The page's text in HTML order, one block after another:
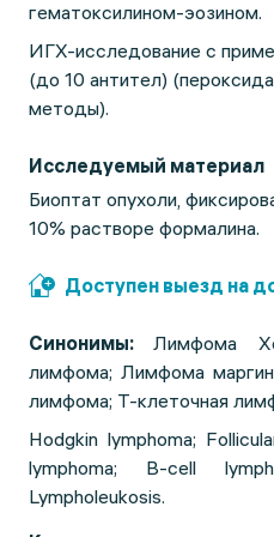
гематоксилином-эозином.
ИГХ-исследование с
(до 10 антител)
методы).
Исследуемый материал
Биоптат опухоли,
10% растворе формалина.
Доступен выезд на
Синонимы:Лимфома
лимфома; Лимфома
лимфома; Т-клеточная
Hodgkin lymphoma;
lymphoma; B-cell
Lympholeukosis.